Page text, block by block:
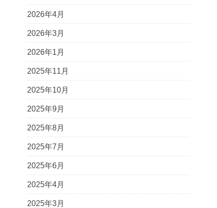
2026年4月
2026年3月
2026年1月
2025年11月
2025年10月
2025年9月
2025年8月
2025年7月
2025年6月
2025年4月
2025年3月